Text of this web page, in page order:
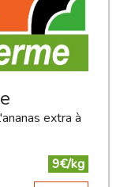
extra à
9€/kg